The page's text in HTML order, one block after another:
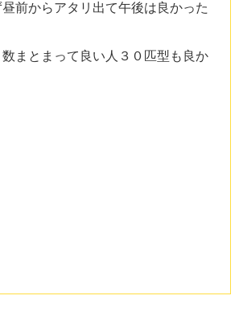
前からアタリ出て午後は良かった
まとまって良い人３０匹型も良か